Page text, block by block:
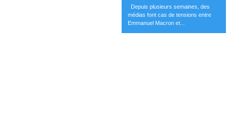
Depuis plusieurs semaines, des
médias font cas de tensions entre
Emmanuel Macron et...